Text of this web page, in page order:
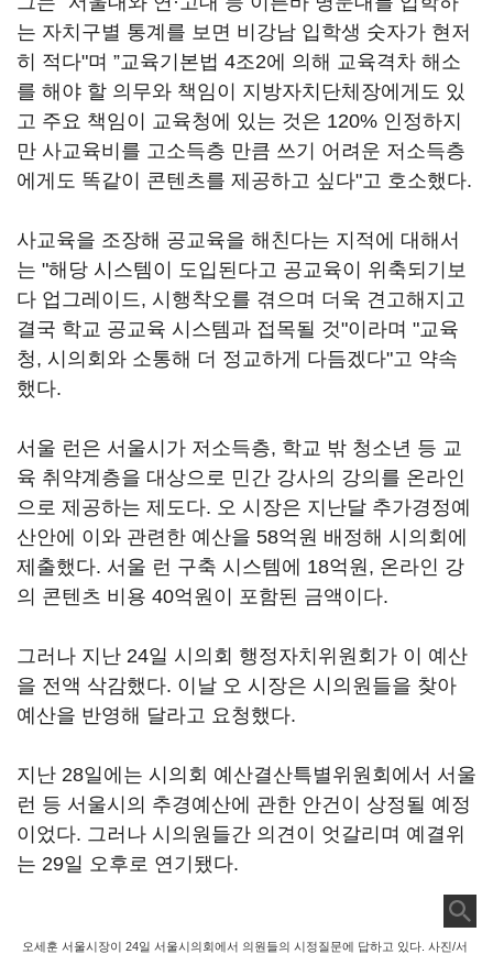
는 자치구별 통계를 보면 비강남 입학생 숫자가 현저
히 적다"며 ”교육기본법 4조2에 의해 교육격차 해소
를 해야 할 의무와 책임이 지방자치단체장에게도 있
고 주요 책임이 교육청에 있는 것은 120% 인정하지
만 사교육비를 고소득층 만큼 쓰기 어려운 저소득층
에게도 똑같이 콘텐츠를 제공하고 싶다"고 호소했다.
사교육을 조장해 공교육을 해친다는 지적에 대해서
는 "해당 시스템이 도입된다고 공교육이 위축되기보
다 업그레이드, 시행착오를 겪으며 더욱 견고해지고
결국 학교 공교육 시스템과 접목될 것"이라며 "교육
청, 시의회와 소통해 더 정교하게 다듬겠다"고 약속
했다.
서울 런은 서울시가 저소득층, 학교 밖 청소년 등 교
육 취약계층을 대상으로 민간 강사의 강의를 온라인
으로 제공하는 제도다. 오 시장은 지난달 추가경정예
산안에 이와 관련한 예산을 58억원 배정해 시의회에
제출했다. 서울 런 구축 시스템에 18억원, 온라인 강
의 콘텐츠 비용 40억원이 포함된 금액이다.
그러나 지난 24일 시의회 행정자치위원회가 이 예산
을 전액 삭감했다. 이날 오 시장은 시의원들을 찾아
예산을 반영해 달라고 요청했다.
지난 28일에는 시의회 예산결산특별위원회에서 서울
런 등 서울시의 추경예산에 관한 안건이 상정될 예정
이었다. 그러나 시의원들간 의견이 엇갈리며 예결위
는 29일 오후로 연기됐다.
오세훈 서울시장이 24일 서울시의회에서 의원들의 시정질문에 답하고 있다. 사진/서